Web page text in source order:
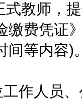
师，提
缴费凭证
间等内容)
人员、